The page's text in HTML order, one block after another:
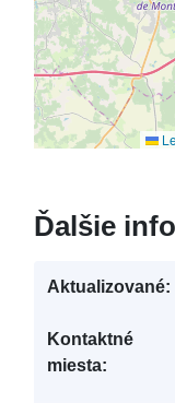
Ďalšie
Aktualizované:
Kontaktné
miesta: